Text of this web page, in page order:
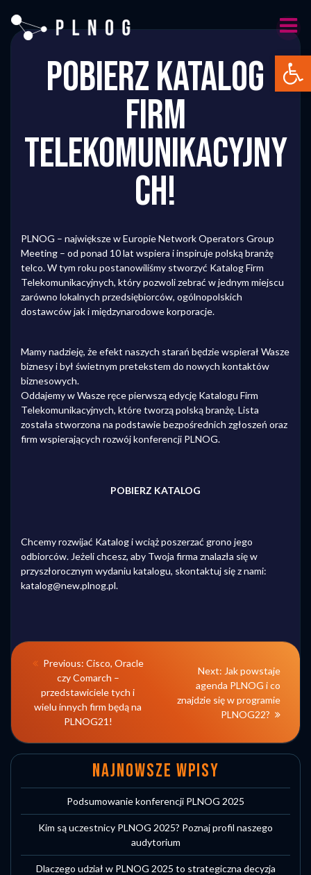
POBIERZ KATALOG
FIRM
TELEKOMUNIKACYJNY
CH!
PLNOG – największe w Europie Network Operators Group
Meeting – od ponad 10 lat wspiera i inspiruje polską branżę
telco. W tym roku postanowiliśmy stworzyć Katalog Firm
Telekomunikacyjnych, który pozwoli zebrać w jednym miejscu
zarówno lokalnych przedsiębiorców, ogólnopolskich
dostawców jak i międzynarodowe korporacje.
Mamy nadzieję, że efekt naszych starań będzie wspierał Wasze
biznesy i był świetnym pretekstem do nowych kontaktów
biznesowych.
Oddajemy w Wasze ręce pierwszą edycję Katalogu Firm
Telekomunikacyjnych, które tworzą polską branżę. Lista
została stworzona na podstawie bezpośrednich zgłoszeń oraz
firm wspierających rozwój konferencji PLNOG.
POBIERZ KATALOG
Chcemy rozwijać Katalog i wciąż poszerzać grono jego
odbiorców. Jeżeli chcesz, aby Twoja firma znalazła się w
przyszłorocznym wydaniu katalogu, skontaktuj się z nami:
katalog@new.plnog.pl.
NAWIGACJA
WPISU
Previous: Previous
post:
Cisco, Oracle
czy Comarch –
przedstawiciele tych i
wielu innych firm będą na
PLNOG21!
Next: Next
post:
Jak powstaje
agenda PLNOG i co
znajdzie się w programie
PLNOG22?
NAJNOWSZE WPISY
Podsumowanie konferencji PLNOG 2025
Kim są uczestnicy PLNOG 2025? Poznaj profil naszego
audytorium
Dlaczego udział w PLNOG 2025 to strategiczna decyzja